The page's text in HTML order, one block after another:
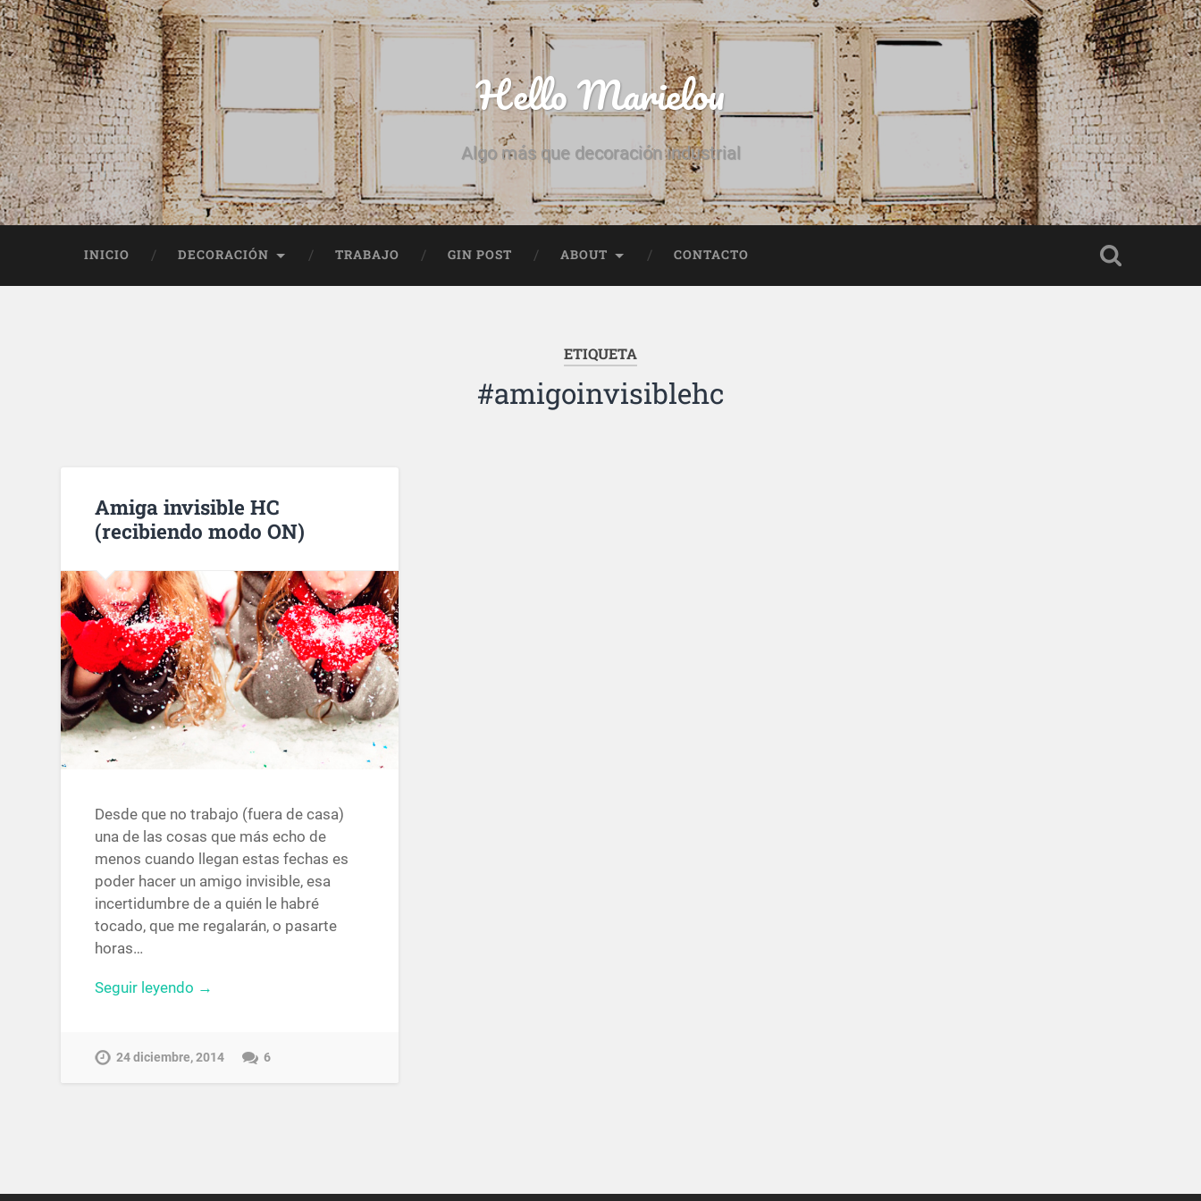
Hello Marielou
Algo más que decoración industrial
INICIO DECORACIÓN TRABAJO GIN POST ABOUT CONTACTO
ETIQUETA
#amigoinvisiblehc
Amiga invisible HC
(recibiendo modo ON)
Desde que no trabajo (fuera de casa)
una de las cosas que más echo de
menos cuando llegan estas fechas es
poder hacer un amigo invisible, esa
incertidumbre de a quién le habré
tocado, que me regalarán, o pasarte
horas…
Seguir leyendo →
24 diciembre, 2014 6